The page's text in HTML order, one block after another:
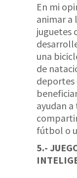
En mi
animar a
juguetes
una
de
deportes
ayudan
fútbol o
5.-